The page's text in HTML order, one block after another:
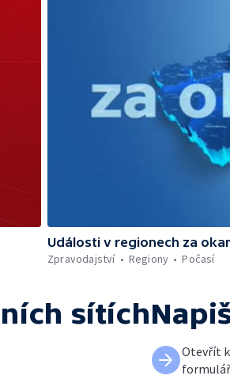
Události v regionech za
Zpravodajství
Regiony Počasí
sítích
Otevřít